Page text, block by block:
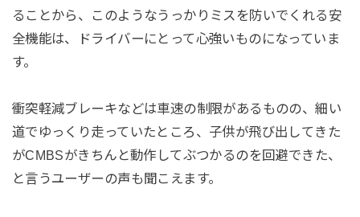
ることから、このようなうっかりミスを防いでくれる安
全機能は、ドライバーにとって心強いものになっていま
す。
衝突軽減ブレーキなどは車速の制限があるものの、細い
道でゆっくり走っていたところ、子供が飛び出してきた
がCMBSがきちんと動作してぶつかるのを回避できた、
と言うユーザーの声も聞こえます。